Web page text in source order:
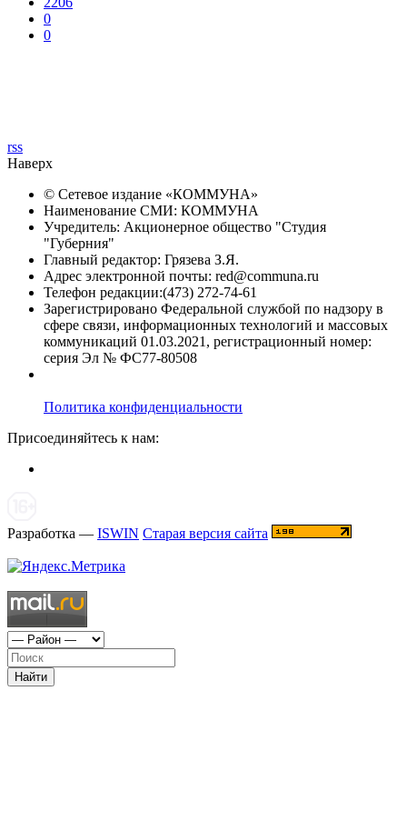
0
0
rss
Наверх
© Сетевое издание «КОММУНА»
Наименование СМИ: КОММУНА
Учредитель: Акционерное общество "Студия
"Губерния"
Главный редактор: Грязева З.Я.
Адрес электронной почты: red@communa.ru
Телефон редакции:(473) 272-74-61
Зарегистрировано Федеральной службой по надзору в
сфере связи, информационных технологий и массовых
коммуникаций 01.03.2021, регистрационный номер:
серия Эл № ФС77-80508
Политика конфиденциальности
Присоединяйтесь к нам:
Разработка — ISWIN Старая версия сайта
Найти